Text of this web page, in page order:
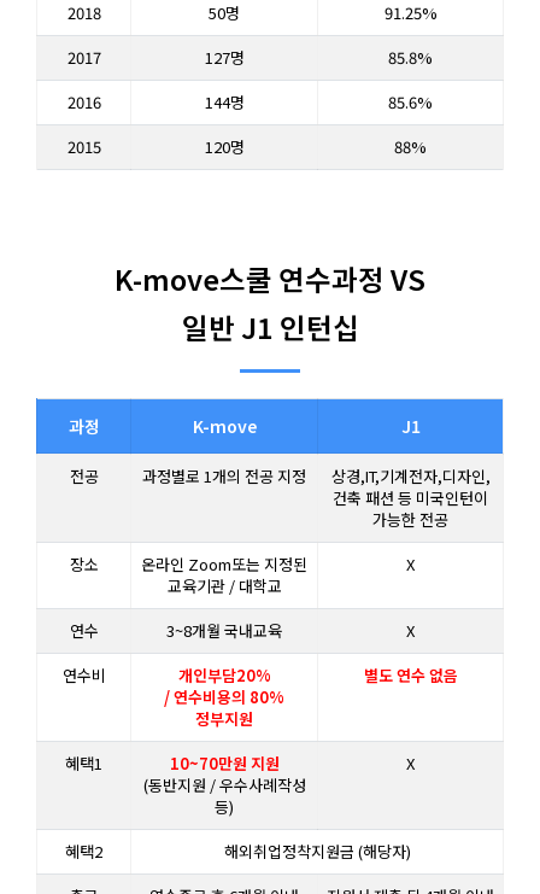
2018
50명
91.25%
2017
127명
85.8%
2016
144명
85.6%
2015
120명 88%
K-move스쿨 연수과정 VS
일반 J1 인턴십
과정 K-move J1
전공 과정별로 1개의 전공 지정
상경,IT,기계전자,디자인,
건축 패션 등 미국인턴이
가능한 전공
장소
온라인 Zoom또는 지정된
교육기관 / 대학교
X
연수 3~8개월 국내교육
X
연수비
개인부담20%
/ 연수비용의 80%
정부지원
별도 연수 없음
혜택1
10~70만원 지원
(동반지원 / 우수사례작성
등)
X
혜택2
해외취업정착지원금 (해당자)